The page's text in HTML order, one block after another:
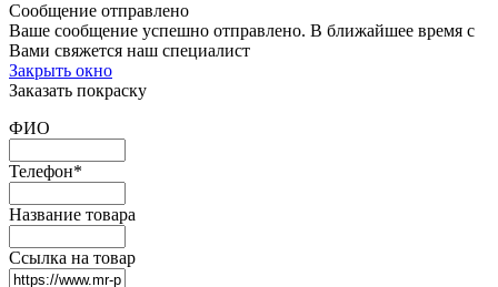
Сообщение отправлено
Ваше сообщение успешно отправлено. В ближайшее время с
Вами свяжется наш специалист
Закрыть окно
Заказать покраску
ФИО
Телефон*
Название товара
Ссылка на товар